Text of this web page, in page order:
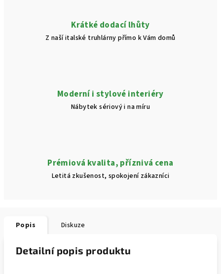
Krátké dodací lhůty
Z naší italské truhlárny přímo k Vám domů
Moderní i stylové interiéry
Nábytek sériový i na míru
Prémiová kvalita, příznivá cena
Letitá zkušenost, spokojení zákazníci
Popis Diskuze
Detailní popis produktu